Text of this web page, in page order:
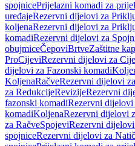
spojnicePrijelazni komadi za
uređajeRezervni dijelovi za
koljenaRezervni dijelovi za
komadiRezervni dijelovi za
obujmiceČepoviBrtveZaštitne
ProCijeviRezervni dijelovi za
dijelovi za Fazonski komadi
KoljenaRačveRezervni dijelovi
za RedukcijeRevizijeRezervni
fazonski komadiRezervni dijelovi
komadiKoljenaRezervni dijelovi
za RačveSpojeviRezervni
spojniceRezervni dijelovi za